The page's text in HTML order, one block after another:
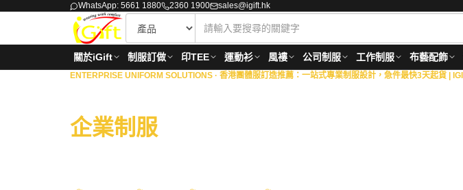
WhatsApp: 5661 1880 2360 1900 sales@igift.hk
關於iGift 制服訂做 印TEE 運動衫 風褸 公司制服 工作制服 布藝配飾
ENTERPRISE UNIFORM SOLUTIONS · 香港團體服訂造推薦：一站式專業制服設計，急件最快3天起貨 |
企業制服